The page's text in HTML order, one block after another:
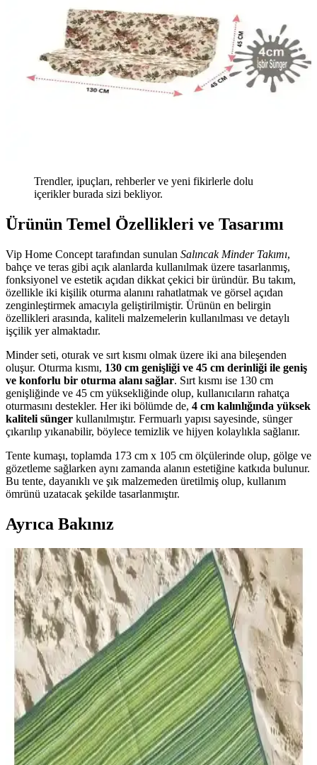
Trendler, ipuçları, rehberler ve yeni fikirlerle dolu
içerikler burada sizi bekliyor.
Ürünün Temel Özellikleri ve Tasarımı
Vip Home Concept tarafından sunulan Salıncak Minder Takımı,
bahçe ve teras gibi açık alanlarda kullanılmak üzere tasarlanmış,
fonksiyonel ve estetik açıdan dikkat çekici bir üründür. Bu takım,
özellikle iki kişilik oturma alanını rahatlatmak ve görsel açıdan
zenginleştirmek amacıyla geliştirilmiştir. Ürünün en belirgin
özellikleri arasında, kaliteli malzemelerin kullanılması ve detaylı
işçilik yer almaktadır.
Minder seti, oturak ve sırt kısmı olmak üzere iki ana bileşenden
oluşur. Oturma kısmı, 130 cm genişliği ve 45 cm derinliği ile geniş
ve konforlu bir oturma alanı sağlar. Sırt kısmı ise 130 cm
genişliğinde ve 45 cm yüksekliğinde olup, kullanıcıların rahatça
oturmasını destekler. Her iki bölümde de, 4 cm kalınlığında yüksek
kaliteli sünger kullanılmıştır. Fermuarlı yapısı sayesinde, sünger
çıkarılıp yıkanabilir, böylece temizlik ve hijyen kolaylıkla sağlanır.
Tente kumaşı, toplamda 173 cm x 105 cm ölçülerinde olup, gölge ve
gözetleme sağlarken aynı zamanda alanın estetiğine katkıda bulunur.
Bu tente, dayanıklı ve şık malzemeden üretilmiş olup, kullanım
ömrünü uzatacak şekilde tasarlanmıştır.
Ayrıca Bakınız
Bahçe ve Balkon İçin En İyi Oturma Takımları
Karşılaştırması ve Seçim Rehberi
İki popüler bahçe oturma takımı EVDEMO Deniz ve Monalin
Home Garden Elite'in özelliklerini, kullanıcı yorumlarını ve
karşılaştırmasını detaylı inceledik, doğru seçim yapmanız için
rehberlik sağlıyoruz.
Caretta Home ve Konfor Halı Savana 8805
Karşılaştırması Plaj ve Açık Alan Kullanımı İçin En
İyi Seçenekler
Caretta Home ve Konfor Halı Savana 8805, hafif ve dayanıklı, çok
amaçlı plaj halılarıdır. Her ikisi de kolay taşınabilir ve temizliği
pratiktir, farklı özellikleriyle kullanıcıların tercihini belirliyor.